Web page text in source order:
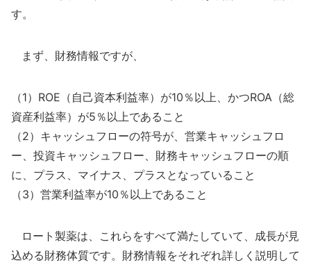
す。
まず、財務情報ですが、
（1）ROE（自己資本利益率）が10％以上、かつROA（総
資産利益率）が5％以上であること
（2）キャッシュフローの符号が、営業キャッシュフロ
ー、投資キャッシュフロー、財務キャッシュフローの順
に、プラス、マイナス、プラスとなっていること
（3）営業利益率が10％以上であること
ロート製薬は、これらをすべて満たしていて、成長が見
込める財務体質です。財務情報をそれぞれ詳しく説明して